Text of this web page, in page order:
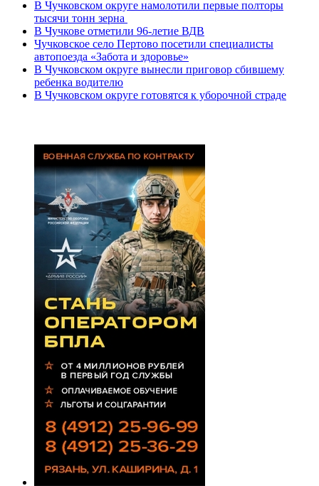
В Чучковском округе намолотили первые полторы
тысячи тонн зерна
В Чучкове отметили 96-летие ВДВ
Чучковское село Пертово посетили специалисты
автопоезда «Забота и здоровье»
В Чучковском округе вынесли приговор сбившему
ребенка водителю
В Чучковском округе готовятся к уборочной страде